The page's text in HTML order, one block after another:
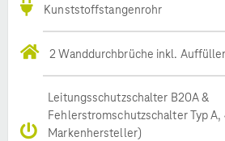
Kunststoffstangenrohr
2 Wanddurchbrüche inkl.
Leitungsschutzschalter B20A &
Fehlerstromschutzschalter Typ
Markenhersteller)